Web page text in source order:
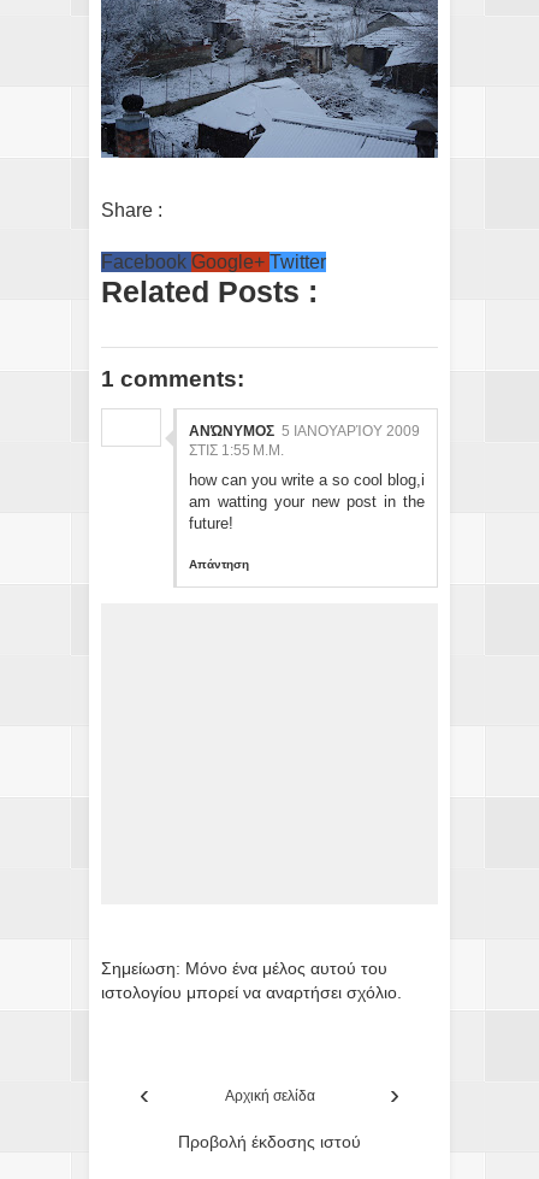
Share :
Facebook Google+ Twitter
Related Posts :
1 comments:
ΑΝΏΝΥΜΟΣ 5 ΙΑΝΟΥΑΡΊΟΥ 2009
ΣΤΙΣ 1:55 Μ.Μ.
how can you write a so cool blog,i
am watting your new post in the
future!
Απάντηση
Σημείωση: Μόνο ένα μέλος αυτού του
ιστολογίου μπορεί να αναρτήσει σχόλιο.
‹ ›
Αρχική σελίδα
Προβολή έκδοσης ιστού